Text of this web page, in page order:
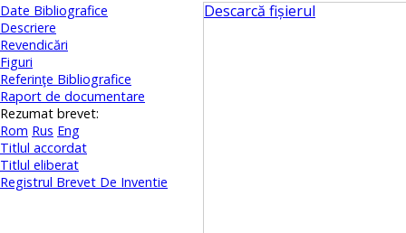
Date Bibliografice
Descriere
Revendicări
Figuri
Referinţe Bibliografice
Raport de documentare
Rezumat brevet:
Rom Rus Eng
Titlul accordat
Titlul eliberat
Registrul Brevet De Inventie
Descarcă fișierul